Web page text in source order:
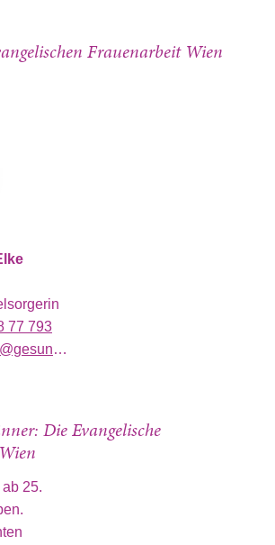
Frauenarbeit Wien
77 793
Die Evangelische
25.